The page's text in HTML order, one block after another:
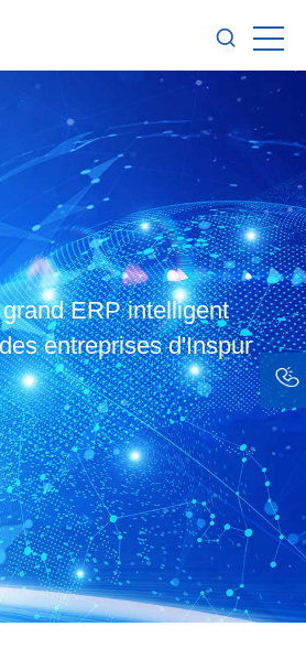
ERP intelligent
entreprises d'Inspur